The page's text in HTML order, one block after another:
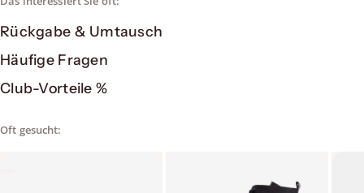
Rückgabe & Umtausch
Häufige Fragen
Club-Vorteile %
Oft gesucht: